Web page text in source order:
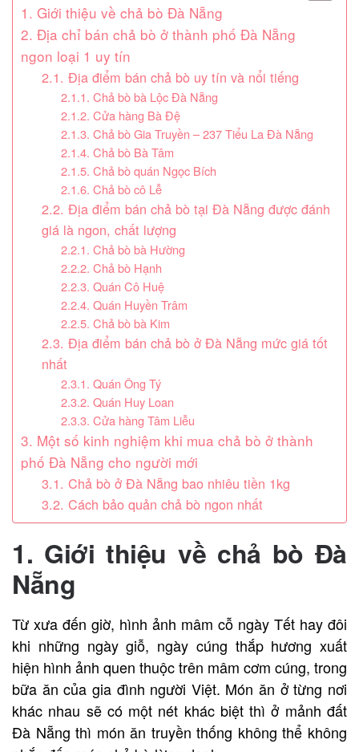
1. Giới thiệu về chả bò Đà Nẵng
2. Địa chỉ bán chả bò ở thành phố Đà Nẵng
ngon loại 1 uy tín
2.1. Địa điểm bán chả bò uy tín và nổi tiếng
2.1.1. Chả bò bà Lộc Đà Nẵng
2.1.2. Cửa hàng Bà Đệ
2.1.3. Chả bò Gia Truyền – 237 Tiểu La Đà Nẵng
2.1.4. Chả bò Bà Tâm
2.1.5. Chả bò quán Ngọc Bích
2.1.6. Chả bò cô Lễ
2.2. Địa điểm bán chả bò tại Đà Nẵng được đánh
giá là ngon, chất lượng
2.2.1. Chả bò bà Hường
2.2.2. Chả bò Hạnh
2.2.3. Quán Cô Huệ
2.2.4. Quán Huyền Trâm
2.2.5. Chả bò bà Kim
2.3. Địa điểm bán chả bò ở Đà Nẵng mức giá tốt
nhất
2.3.1. Quán Ông Tý
2.3.2. Quán Huy Loan
2.3.3. Cửa hàng Tâm Liễu
3. Một số kinh nghiệm khi mua chả bò ở thành
phố Đà Nẵng cho người mới
3.1. Chả bò ở Đà Nẵng bao nhiêu tiền 1kg
3.2. Cách bảo quản chả bò ngon nhất
1. Giới thiệu về chả bò Đà
Nẵng
Từ xưa đến giờ, hình ảnh mâm cỗ ngày Tết hay đôi
khi những ngày giỗ, ngày cúng thắp hương xuất
hiện hình ảnh quen thuộc trên mâm cơm cúng, trong
bữa ăn của gia đình người Việt. Món ăn ở từng nơi
khác nhau sẽ có một nét khác biệt thì ở mảnh đất
Đà Nẵng thì món ăn truyền thống không thể không